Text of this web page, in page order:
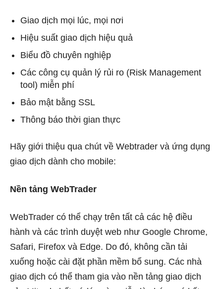
Giao dịch mọi lúc, mọi nơi
Hiệu suất giao dịch hiệu quả
Biểu đồ chuyên nghiệp
Các công cụ quản lý rủi ro (Risk Management
tool) miễn phí
Bảo mật bằng SSL
Thông báo thời gian thực
Hãy giới thiệu qua chút về Webtrader và ứng dụng
giao dịch dành cho mobile:
Nền tảng WebTrader
WebTrader có thể chạy trên tất cả các hệ điều
hành và các trình duyệt web như Google Chrome,
Safari, Firefox và Edge. Do đó, không cần tải
xuống hoặc cài đặt phần mềm bổ sung. Các nhà
giao dịch có thể tham gia vào nền tảng giao dịch